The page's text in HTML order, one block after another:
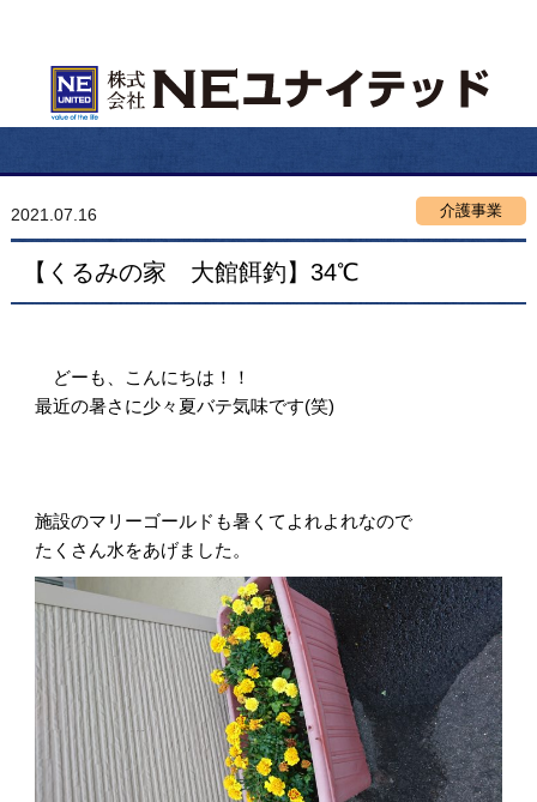
2021.07.16 介護事業
【くるみの家 大館餌釣】34℃
どーも、こんにちは！！
最近の暑さに少々夏バテ気味です(笑)
施設のマリーゴールドも暑くてよれよれなので
たくさん水をあげました。